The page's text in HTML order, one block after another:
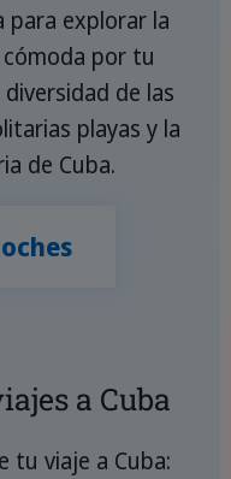
para explorar la
por tu
de las
playas y la
de Cuba.
a Cuba
tu viaje a Cuba: